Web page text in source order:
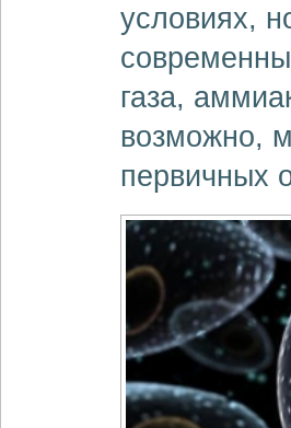
условиях,
газа,
возможно,
первичных